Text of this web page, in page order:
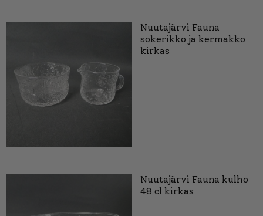
Nuutajärvi Fauna
sokerikko ja kermakko
kirkas
Nuutajärvi Fauna kulho
48 cl kirkas